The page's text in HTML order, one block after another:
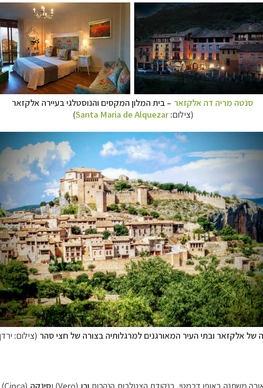
סנטה מריה דה אלקזאר – בית המלון המקסים והנוסטלגי בעיירה אלקזאר
(צילום:Santa Maria de Alquezar
)
של אלקזאר ובתי העיר המאורגנים למרגלותיה בצורה של חצי סהר (צילום:
משתנה באופן דרמטי. בנקודת הצטלבות הנהרות ורו (Vero) ו סינקה (
Cinca